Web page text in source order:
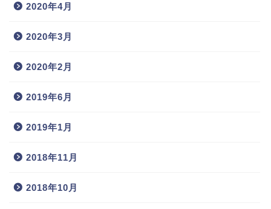
2020年4月
2020年3月
2020年2月
2019年6月
2019年1月
2018年11月
2018年10月